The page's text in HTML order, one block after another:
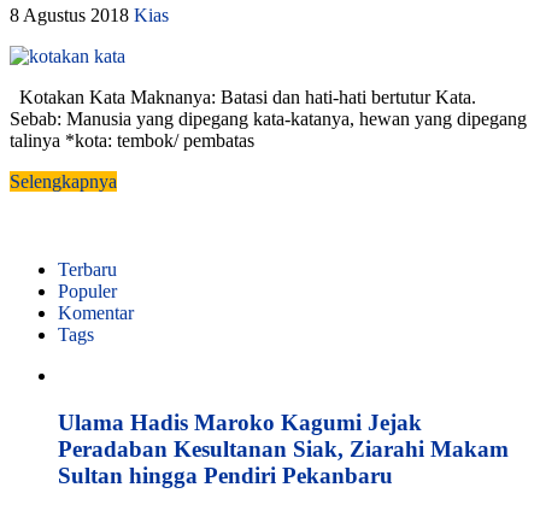
8 Agustus 2018 Kias
Kotakan Kata Maknanya: Batasi dan hati-hati bertutur Kata.
Sebab: Manusia yang dipegang kata-katanya, hewan yang dipegang
talinya *kota: tembok/ pembatas
Selengkapnya
Terbaru
Populer
Komentar
Tags
Ulama Hadis Maroko Kagumi Jejak
Peradaban Kesultanan Siak, Ziarahi Makam
Sultan hingga Pendiri Pekanbaru